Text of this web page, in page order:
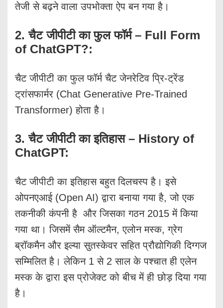
तेजी से बढ़ने वाला उपभोक्ता ऐप बन गया है।
2. चैट जीपीटी का फुल फॉर्म – Full Form
of ChatGPT?:
चैट जीपीटी का फुल फॉर्म चैट जेनरेटिव प्रि-ट्रेंड
ट्रांसफार्मर (Chat Generative Pre-Trained
Transformer) होता है।
3. चैट जीपीटी का इतिहास – History of
ChatGPT:
चैट जीपीटी का इतिहास बहुत दिलचस्प है। इसे
ओपनएआई (Open AI) द्वारा बनाया गया है, जो एक
तकनीकी कंपनी है और जिसका गठन 2015 में किया
गया था। जिसमें सैम ऑल्टमैन, एलोन मस्क, ग्रेग
ब्रॉकमैन और इल्या सुतस्केवर सहित प्रौद्योगिकी दिग्गज
सम्मिलित है। लेकिन 1 से 2 साल के पश्चात ही एलेन
मस्क के द्वारा इस प्रोजेक्ट को बीच में ही छोड़ दिया गया
है।